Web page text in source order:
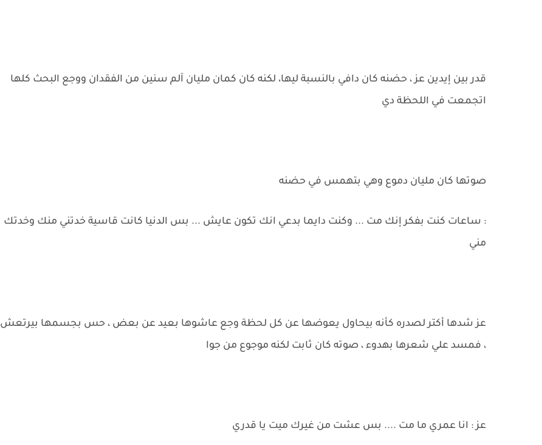
قدر بين إيدين عز ، حضنه كان دافي بالنسبة ليها، لكنه كان كمان مليان آلم سنين من الفقدان ووجع البحث كلها
اتجمعت في اللحظة دي
صوتها كان مليان دموع وهي بتهمس في حضنه
: ساعات كنت بفكر إنك مت ... وكنت دايما بدعي انك تكون عايش ... بس الدنيا كانت قاسية خدتني منك وخدتك
مني
عز شدها أكتر لصدره كأنه بيحاول يعوضها عن كل لحظة وجع عاشوها بعيد عن بعض ، حس بجسمها بيرتعش
، فمسد علي شعرها بهدوء ، صوته كان ثابت لكنه موجوع من جوا
عز : انا عمري ما مت .... بس عشت من غيرك ميت يا قدري